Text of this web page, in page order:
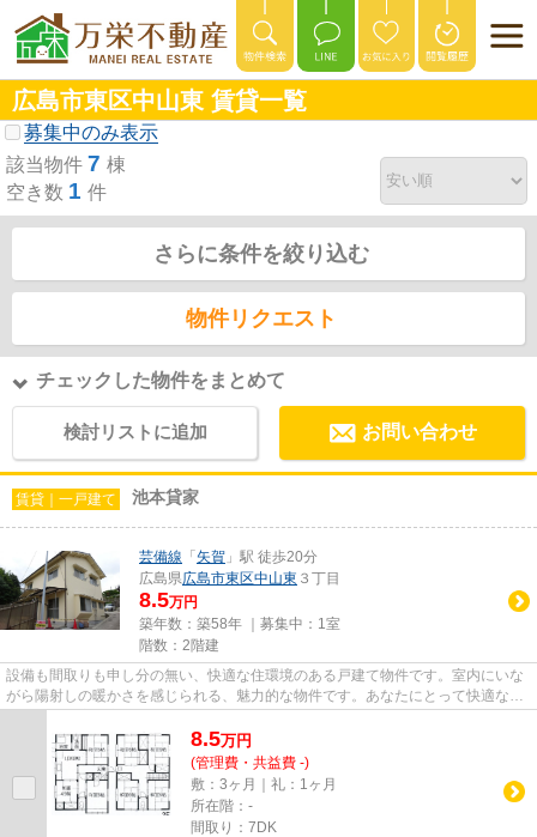
広島市東区中山東 賃貸一覧
募集中のみ表示
該当物件 7 棟
空き数 1 件
さらに条件を絞り込む
物件リクエスト
チェックした物件をまとめて
検討リストに追加 お問い合わせ
賃貸｜一戸建て 池本貸家
芸備線 「矢賀 」駅 徒歩20分
広島県広島市東区中山東 ３丁目
8.5万円
築年数：築58年 ｜募集中： 1室
階数：2階建
設備も間取りも申し分の無い、快適な住環境のある戸建て物件です。室内にいな
がら陽射しの暖かさを感じられる、魅力的な物件です。あなたにとって快適な一
戸建てを、広島市東区の芸備...
8.5万円
(管理費・共益費 -)
敷：3ヶ月｜礼：1ヶ月
所在階：-
間取り：7DK